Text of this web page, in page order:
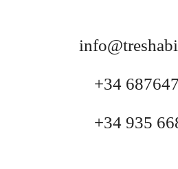
+34
+34 935